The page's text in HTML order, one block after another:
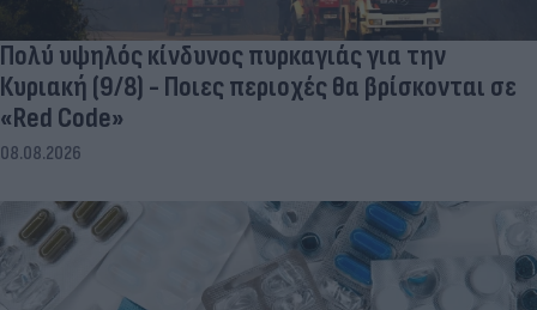
Πολύ υψηλός κίνδυνος πυρκαγιάς για την
Κυριακή (9/8) - Ποιες περιοχές θα βρίσκονται σε
«Red Code»
08.08.2026